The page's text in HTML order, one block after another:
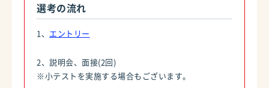
選考の流れ
1、 エントリー
2、説明会、面接(2回)
※小テストを実施する場合もございます。